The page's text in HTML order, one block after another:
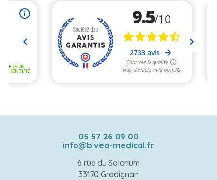
05 57 26 09 00
info@bivea-medical.fr
6 rue du Solarium
33170 Gradignan